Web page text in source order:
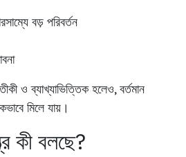
বড় পরিবর্তন
ও ব্যাখ্যাভিত্তিক হলেও, বর্তমান
মিলে যায়।
কী বলছে?